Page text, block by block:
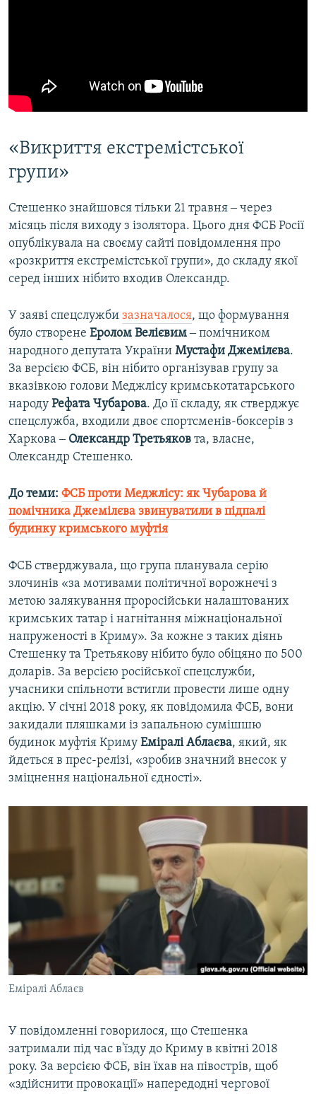
«Викриття екстремістської
групи»
Стешенко знайшовся тільки 21 травня ‒ через
місяць після виходу з ізолятора. Цього дня ФСБ Росії
опублікувала на своєму сайті повідомлення про
«розкриття екстремістської групи», до складу якої
серед інших нібито входив Олександр.
У заяві спецслужби зазначалося, що формування
було створене Еролом Велієвим‒ помічником
народного депутата України Мустафи Джемілєва.
За версією ФСБ, він нібито організував групу за
вказівкою голови Меджлісу кримськотатарського
народу Рефата Чубарова. До її складу, як стверджує
спецслужба, входили двоє спортсменів-боксерів з
Харкова ‒ Олександр Третьяков та, власне,
Олександр Стешенко.
До теми: ФСБ проти Меджлісу: як Чубарова й
помічника Джемілєва звинуватили в підпалі
будинку кримського муфтія
ФСБ стверджувала, що група планувала серію
злочинів «за мотивами політичної ворожнечі з
метою залякування проросійськи налаштованих
кримських татар і нагнітання міжнаціональної
напруженості в Криму». За кожне з таких діянь
Стешенку та Третьякову нібито було обіцяно по 500
доларів. За версією російської спецслужби,
учасники спільноти встигли провести лише одну
акцію. У січні 2018 року, як повідомила ФСБ, вони
закидали пляшками із запальною сумішшю
будинок муфтія Криму Еміралі Аблаєва, який, як
йдеться в прес-релізі, «зробив значний внесок у
зміцнення національної єдності».
Еміралі Аблаєв
У повідомленні говорилося, що Стешенка
затримали під час в'їзду до Криму в квітні 2018
року. За версією ФСБ, він їхав на півострів, щоб
«здійснити провокації» напередодні чергової